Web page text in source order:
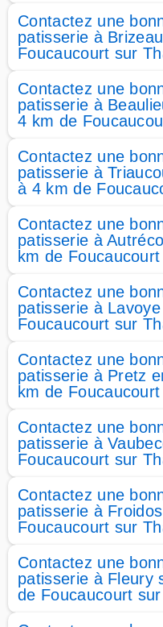
Contactez une
patisserie à
Foucaucourt sur
Contactez une
patisserie à
4 km de
Contactez une
patisserie à
à 4 km de
Contactez une
patisserie à
km de
Contactez une
patisserie à
Foucaucourt sur
Contactez une
patisserie à Pretz
km de
Contactez une
patisserie à
Foucaucourt sur
Contactez une
patisserie à
Foucaucourt sur
Contactez une
patisserie à Fleury
de Foucaucourt